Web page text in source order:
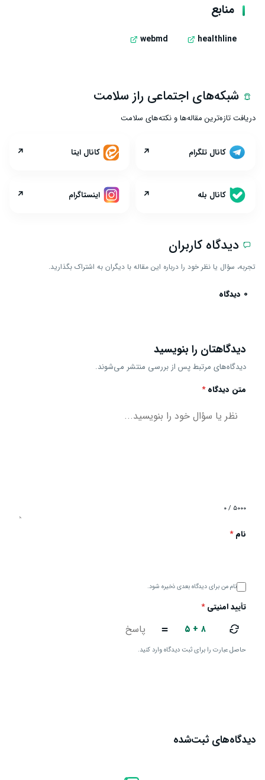
منابع
healthline
webmd
شبکه‌های اجتماعی راز سلامت
دریافت تازه‌ترین مقاله‌ها و نکته‌های سلامت
کانال تلگرام ↗ کانال ایتا ↗
کانال بله ↗ اینستاگرام ↗
دیدگاه کاربران
تجربه، سؤال یا نظر خود را درباره این مقاله با دیگران به اشتراک بگذارید.
0 دیدگاه
دیدگاهتان را بنویسید
دیدگاه‌های مرتبط پس از بررسی منتشر می‌شوند.
متن دیدگاه*
۰ / ۵۰۰۰
نام*
نام من برای دیدگاه بعدی ذخیره شود.
تأیید امنیتی*
۵ + ۸ =
حاصل عبارت را برای ثبت دیدگاه وارد کنید.
دیدگاه‌های ثبت‌شده